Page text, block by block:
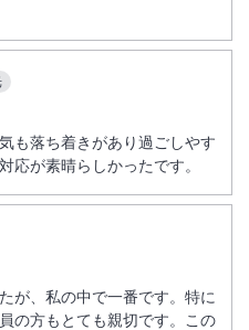
も落ち着きがあり過ごしやす
応が素晴らしかったです。
が、私の中で一番です。特に
の方もとても親切です。この